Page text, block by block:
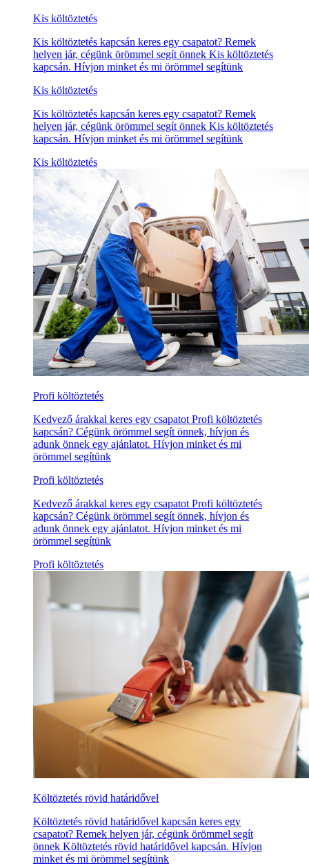
Kis költöztetés
Kis költöztetés kapcsán keres egy csapatot? Remek
helyen jár, cégünk örömmel segít önnek Kis költöztetés
kapcsán. Hívjon minket és mi örömmel segítünk
Kis költöztetés
Kis költöztetés kapcsán keres egy csapatot? Remek
helyen jár, cégünk örömmel segít önnek Kis költöztetés
kapcsán. Hívjon minket és mi örömmel segítünk
Kis költöztetés
Profi költöztetés
Kedvező árakkal keres egy csapatot Profi költöztetés
kapcsán? Cégünk örömmel segít önnek, hívjon és
adunk önnek egy ajánlatot. Hívjon minket és mi
örömmel segítünk
Profi költöztetés
Kedvező árakkal keres egy csapatot Profi költöztetés
kapcsán? Cégünk örömmel segít önnek, hívjon és
adunk önnek egy ajánlatot. Hívjon minket és mi
örömmel segítünk
Profi költöztetés
Költöztetés rövid határidővel
Költöztetés rövid határidővel kapcsán keres egy
csapatot? Remek helyen jár, cégünk örömmel segít
önnek Költöztetés rövid határidővel kapcsán. Hívjon
minket és mi örömmel segítünk